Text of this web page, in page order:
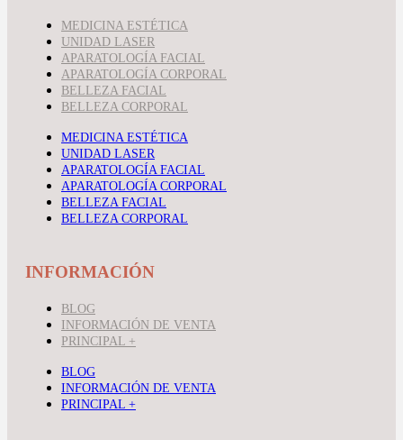
MEDICINA ESTÉTICA
UNIDAD LASER
APARATOLOGÍA FACIAL
APARATOLOGÍA CORPORAL
BELLEZA FACIAL
BELLEZA CORPORAL
MEDICINA ESTÉTICA
UNIDAD LASER
APARATOLOGÍA FACIAL
APARATOLOGÍA CORPORAL
BELLEZA FACIAL
BELLEZA CORPORAL
INFORMACIÓN
BLOG
INFORMACIÓN DE VENTA
PRINCIPAL +
BLOG
INFORMACIÓN DE VENTA
PRINCIPAL +